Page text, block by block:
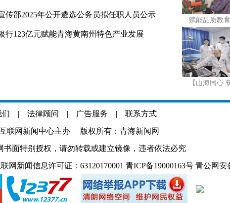
传部2025年公开遴选公务员拟任职人员公示
行123亿元赋能青海黄南州特色产业发展
赋能品质教
【山海同心
们 | 法律顾问 | 广告服务 | 联系方式
联网新闻中心主办 版权所有：青海新闻网
书面特别授权，请勿转载或建立镜像，违者依法必究
网新闻信息许可证：63120170001 青ICP备19000163号 青公网安